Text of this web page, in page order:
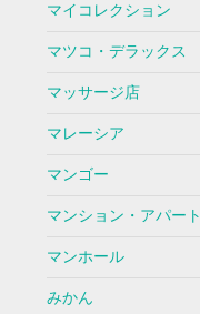
マイコレクション
マツコ・デラックス
マッサージ店
マレーシア
マンゴー
マンション・アパート
マンホール
みかん